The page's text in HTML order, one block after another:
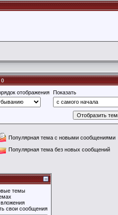
отображения Показать
Популярная тема с новыми сообщениями
Популярная тема без новых сообщений
темы
свои сообщения